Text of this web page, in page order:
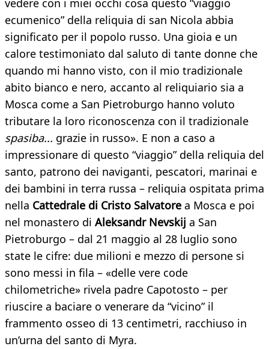
vedere con i miei occhi cosa questo “viaggio
ecumenico” della reliquia di san Nicola abbia
significato per il popolo russo. Una gioia e un
calore testimoniato dal saluto di tante donne che
quando mi hanno visto, con il mio tradizionale
abito bianco e nero, accanto al reliquiario sia a
Mosca come a San Pietroburgo hanno voluto
tributare la loro riconoscenza con il tradizionale
spasiba... grazie in russo». E non a caso a
impressionare di questo “viaggio” della reliquia del
santo, patrono dei naviganti, pescatori, marinai e
dei bambini in terra russa – reliquia ospitata prima
nella Cattedrale di Cristo Salvatore a Mosca e poi
nel monastero di Aleksandr Nevskij a San
Pietroburgo – dal 21 maggio al 28 luglio sono
state le cifre: due milioni e mezzo di persone si
sono messi in fila – «delle vere code
chilometriche» rivela padre Capotosto – per
riuscire a baciare o venerare da “vicino” il
frammento osseo di 13 centimetri, racchiuso in
un’urna del santo di Myra.